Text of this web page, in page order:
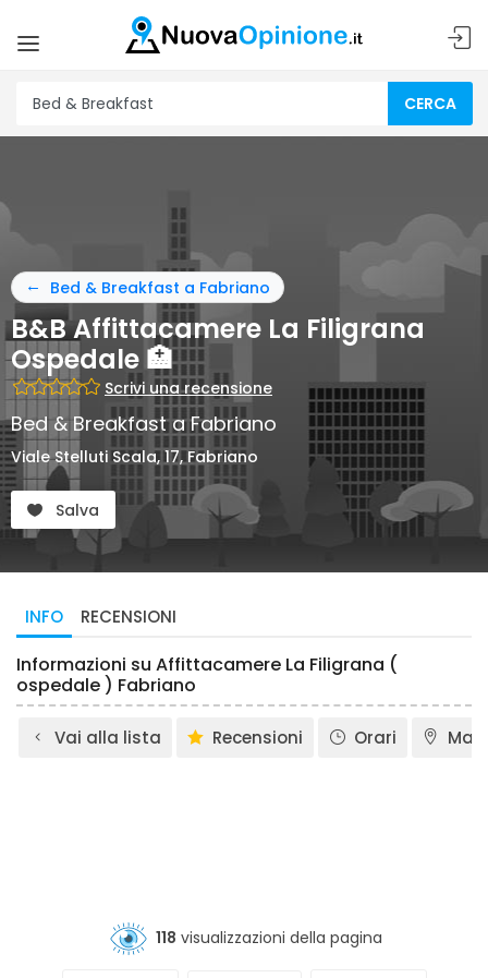
CERCA
Bed & Breakfast a Fabriano
B&B Affittacamere La Filigrana
Ospedale 🏥
Scrivi una recensione
Bed & Breakfast a Fabriano
Viale Stelluti Scala, 17, Fabriano
Salva
INFO RECENSIONI
Informazioni su Affittacamere La Filigrana (
ospedale ) Fabriano
Vai alla lista Recensioni Orari
118 visualizzazioni della pagina